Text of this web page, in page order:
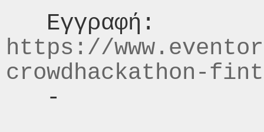
https://
crowdhackathon-